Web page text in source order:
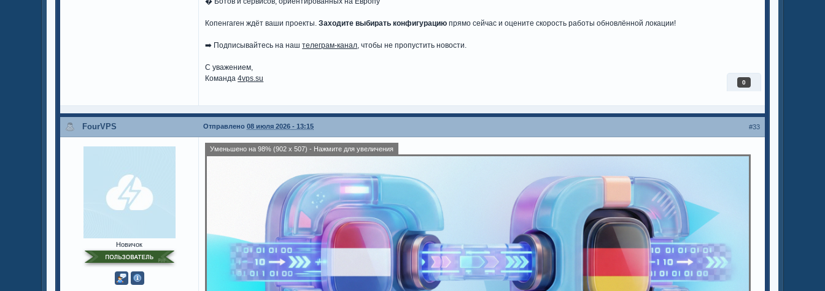
Копенгаген ждёт ваши проекты.Заходите выбирать конфигурацию прямо сейчас и оцените скорость работы обновлённой локации!
➡️ Подписывайтесь на наштелеграм-канал, чтобы не пропустить новости.
С уважением,
Команда4vps.su 0
#33
FourVPS Отправлено08 июля 2026 - 13:15
Новичок
Уменьшено на 98% (902 x 507) - Нажмите для увеличения